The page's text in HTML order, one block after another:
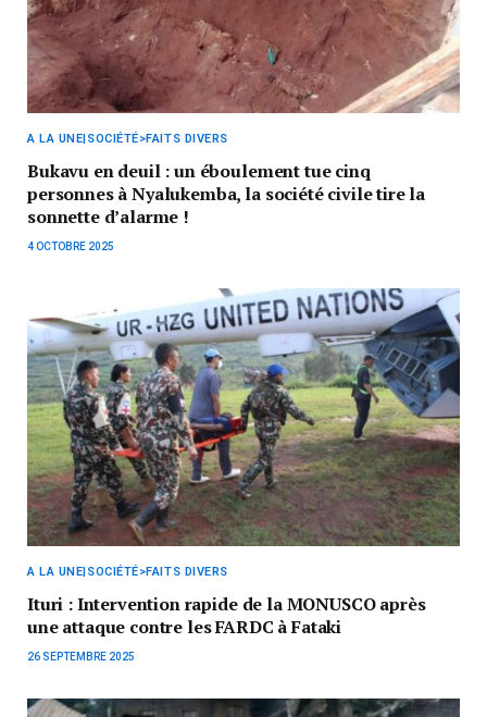
A LA UNE|SOCIÉTÉ>FAITS DIVERS
Bukavu en deuil : un éboulement tue cinq
personnes à Nyalukemba, la société civile tire la
sonnette d’alarme !
4 OCTOBRE 2025
A LA UNE|SOCIÉTÉ>FAITS DIVERS
Ituri : Intervention rapide de la MONUSCO après
une attaque contre les FARDC à Fataki
26 SEPTEMBRE 2025